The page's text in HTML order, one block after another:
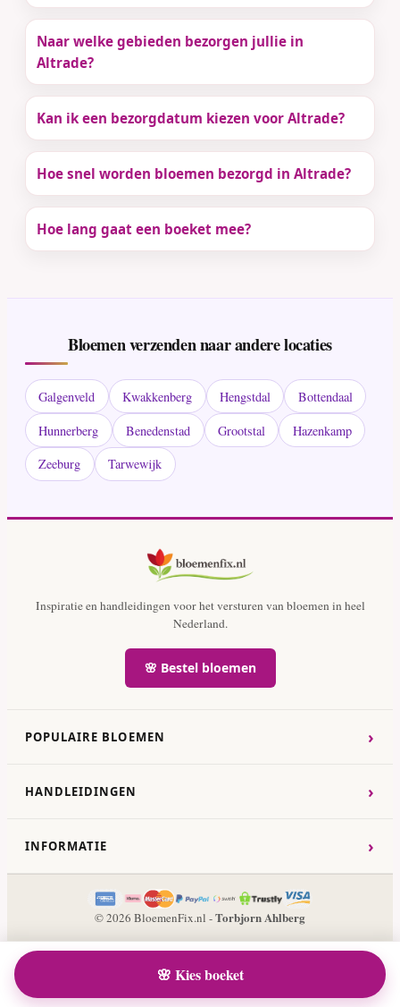
Naar welke gebieden bezorgen jullie in
Altrade?
Kan ik een bezorgdatum kiezen voor Altrade?
Hoe snel worden bloemen bezorgd in Altrade?
Hoe lang gaat een boeket mee?
Bloemen verzenden naar andere locaties
Galgenveld Kwakkenberg Hengstdal
Bottendaal
Hunnerberg
Benedenstad Grootstal
Hazenkamp
Zeeburg
Tarwewijk
Inspiratie en handleidingen voor het versturen van bloemen in heel
Nederland.
🌸 Bestel bloemen
POPULAIRE BLOEMEN ›
HANDLEIDINGEN ›
INFORMATIE ›
© 2026 BloemenFix.nl -Torbjorn Ahlberg
🌸 Kies boeket